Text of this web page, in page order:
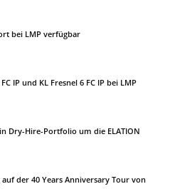
bei LMP verfügbar
IP und KL Fresnel 6 FC IP bei LMP
Dry-Hire-Portfolio um die ELATION
auf der 40 Years Anniversary Tour von